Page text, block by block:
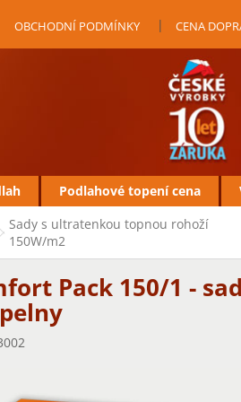
OBCHODNÍ PODMÍNKY CENA
Podlahové topení cena
Sady s ultratenkou topnou rohoží
150W/m2
Pack 150/1 -